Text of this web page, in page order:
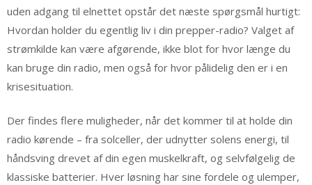
uden adgang til elnettet opstår det næste spørgsmål hurtigt:
Hvordan holder du egentlig liv i din prepper-radio? Valget af
strømkilde kan være afgørende, ikke blot for hvor længe du
kan bruge din radio, men også for hvor pålidelig den er i en
krisesituation.
Der findes flere muligheder, når det kommer til at holde din
radio kørende – fra solceller, der udnytter solens energi, til
håndsving drevet af din egen muskelkraft, og selvfølgelig de
klassiske batterier. Hver løsning har sine fordele og ulemper,